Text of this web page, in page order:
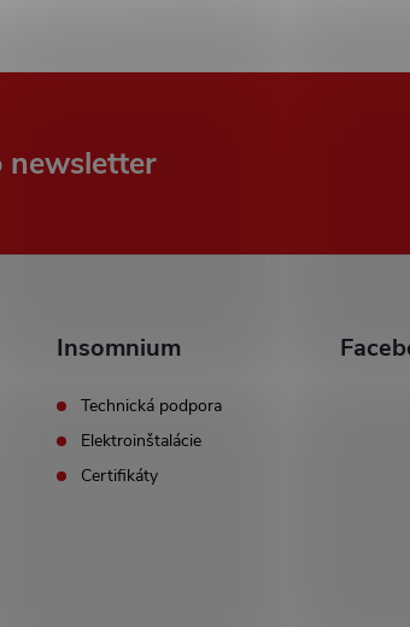
newsletter
Insomnium
Technická podpora
Elektroinštalácie
Certifikáty